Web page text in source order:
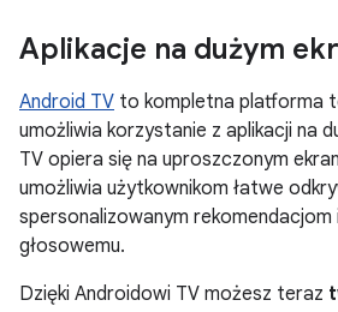
Aplikacje na dużym
Android TV to kompletna platforma
umożliwia korzystanie z aplikacji na
TV opiera się na uproszczonym
umożliwia użytkownikom łatwe
spersonalizowanym rekomendacjom
głosowemu.
Dzięki Androidowi TV możesz teraz